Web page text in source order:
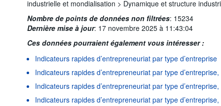
industrielle et mondialisation > Dynamique et structure
Nombre de points de données non filtrées: 15234
Dernière mise à jour: 17 novembre 2025 à 11:43:04
Ces données pourraient également vous intéresser :
Indicateurs rapides d’entrepreneuriat par type d’entreprise
Indicateurs rapides d’entrepreneuriat par type
Indicateurs rapides d’entrepreneuriat par type
Indicateurs rapides d’entrepreneuriat par type